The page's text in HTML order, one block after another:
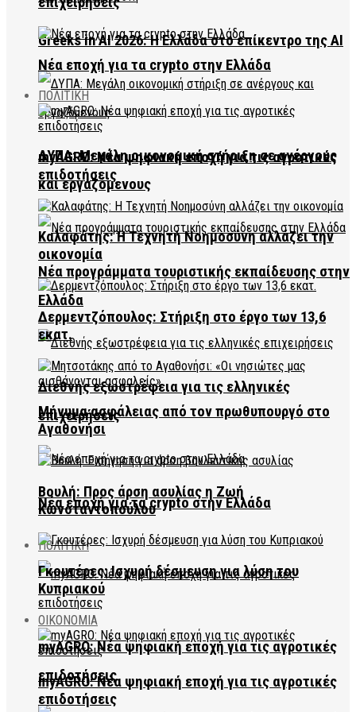
Greeks in AI 2026: Η Ελλάδα στο επίκεντρο της AI
ΔΥΠΑ: Μεγάλη οικονομική στήριξη σε ανέργους
και εργαζόμενους
Νέα προγράμματα τουριστικής εκπαίδευσης στην
Ελλάδα
Διεθνής εξωστρέφεια για τις ελληνικές
επιχειρήσεις
Νέα εποχή για τα crypto στην Ελλάδα
ΠΟΛΙΤΙΚΗ
myAGRO: Νέα ψηφιακή εποχή για τις αγροτικές
επιδοτήσεις
Νέα εποχή για τα crypto στην Ελλάδα
ΠΟΛΙΤΙΚΗ
myAGRO: Νέα ψηφιακή εποχή για τις αγροτικές
επιδοτήσεις
Καλαφάτης: Η Τεχνητή Νοημοσύνη αλλάζει την
οικονομία
Δερμεντζόπουλος: Στήριξη στο έργο των 13,6
εκατ.
Μήνυμα ασφάλειας από τον πρωθυπουργό στο
Αγαθονήσι
Βουλή: Προς άρση ασυλίας η Ζωή
Κωνσταντοπούλου
Γκουτέρες: Ισχυρή δέσμευση για λύση του
Κυπριακού
ΟΙΚΟΝΟΜΙΑ
myAGRO: Νέα ψηφιακή εποχή για τις αγροτικές
επιδοτήσεις